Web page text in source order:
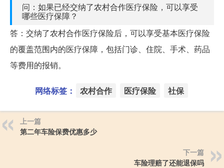
问：如果已经交纳了农村合作医疗保险，可以享受
哪些医疗保障？
答：交纳了农村合作医疗保险后，可以享受基本医疗保险
的覆盖范围内的医疗保障，包括门诊、住院、手术、药品
等费用的报销。
网络标签： 农村合作 医疗保险 社保
上一篇
第二年车险保费优惠多少
下一篇
车险理赔了还能退保吗